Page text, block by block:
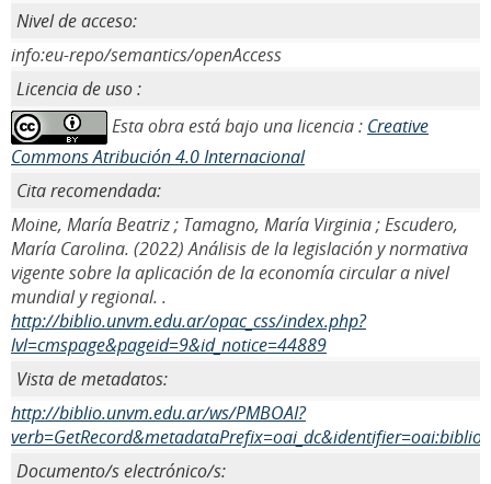
Nivel de acceso:
info:eu-repo/semantics/openAccess
Licencia de uso :
Esta obra está bajo una licencia : Creative
Commons Atribución 4.0 Internacional
Cita recomendada:
Moine, María Beatriz ; Tamagno, María Virginia ; Escudero,
María Carolina. (2022) Análisis de la legislación y normativa
vigente sobre la aplicación de la economía circular a nivel
mundial y regional. .
http://biblio.unvm.edu.ar/opac_css/index.php?
lvl=cmspage&pageid=9&id_notice=44889
Vista de metadatos:
http://biblio.unvm.edu.ar/ws/PMBOAI?
Documento/s electrónico/s: